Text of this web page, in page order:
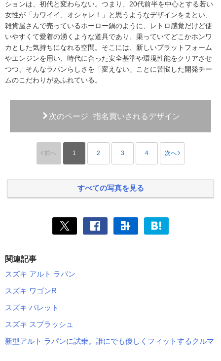
ションは、初代と変わらない。つまり、20代前半を中心とする若い
女性が「カワイイ、オシャレ！」と思うようなデザインをまとい、
雑貨屋さんで売っているホーロー鍋のように、レトロ感覚だけど使
いやすくて愛着の湧くような道具であり、乗っていてどこかホンワ
カとした気持ちになれる空間。そこには、新しいプラットフォーム
やエンジンを用い、時代に合った安全基準や環境性能をクリアさせ
つつ、そんなラパンらしさを「変えない」ことに苦悩した開発チー
ムのこだわりがあふれている。
次のページ 指名買いされるデザイン
前へ 1 2 3 4 次へ
すべての写真を見る
関連記事
スズキ アルト ラパン
スズキ ワゴンR
スズキ パレット
スズキ スプラッシュ
新型アルト ラパンに試乗。誰にでも優しくフィットするクルマ